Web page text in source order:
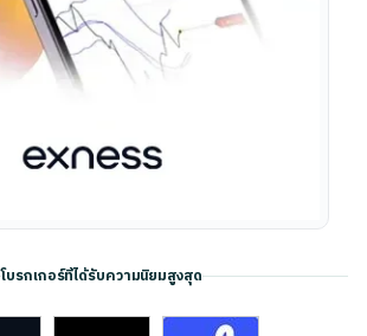
โบรกเกอร์ที่ได้รับความนิยมสูงสุด